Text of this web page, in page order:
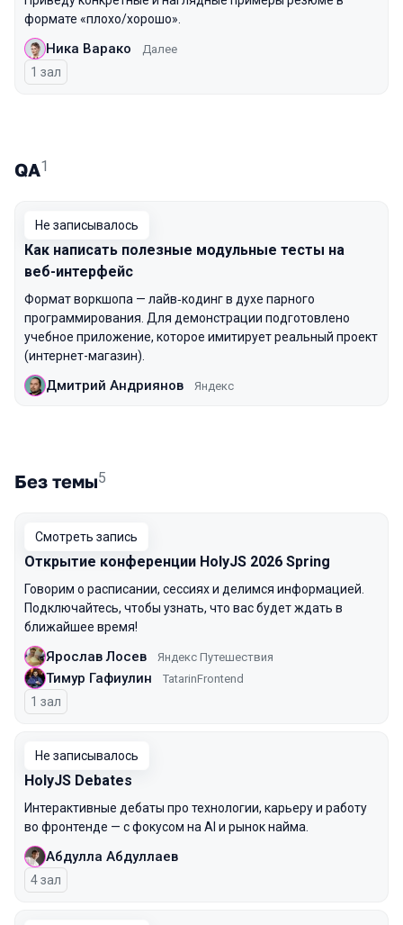
формате «плохо/хорошо».
Ника Варако Далее
1 зал
QA1
Не записывалось
Как написать полезные модульные тесты на
веб-интерфейс
Формат воркшопа — лайв‑кодинг в духе парного
программирования. Для демонстрации подготовлено
учебное приложение, которое имитирует реальный проект
(интернет-магазин).
Дмитрий Андриянов Яндекс
Без темы5
Смотреть запись
Открытие конференции HolyJS 2026 Spring
Говорим о расписании, сессиях и делимся информацией.
Подключайтесь, чтобы узнать, что вас будет ждать в
ближайшее время!
Ярослав Лосев Яндекс Путешествия
Тимур Гафиулин TatarinFrontend
1 зал
Не записывалось
HolyJS Debates
Интерактивные дебаты про технологии, карьеру и работу
во фронтенде — с фокусом на AI и рынок найма.
Абдулла Абдуллаев
4 зал